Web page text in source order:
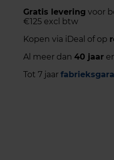
Gratis levering voor
€125 excl btw
Kopen via iDeal of op
Al meer dan 40 jaar
Tot 7 jaar